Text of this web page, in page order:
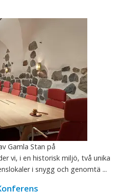
Gamla Stan på
vi, i en historisk miljö, två unika
i snygg och genomtä ...